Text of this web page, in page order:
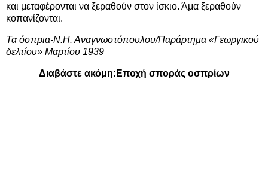
και μεταφέρονται να ξεραθούν στον ίσκιο. Άμα ξεραθούν
κοπανίζονται.
Τα όσπρια-Ν.Η. Αναγνωστόπουλου/Παράρτημα «Γεωργικού
δελτίου» Μαρτίου 1939
Διαβάστε ακόμη: Εποχή σποράς οσπρίων